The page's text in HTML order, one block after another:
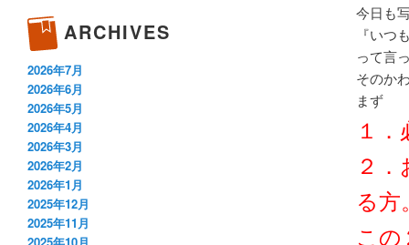
今日も
『いつ
って言
そのか
まず
１
２
る方
こ
ARCHIVES
2026年7月
2026年6月
2026年5月
2026年4月
2026年3月
2026年2月
2026年1月
2025年12月
2025年11月